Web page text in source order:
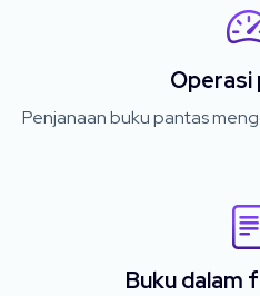
Operasi
Penjanaan buku pantas
Buku dalam